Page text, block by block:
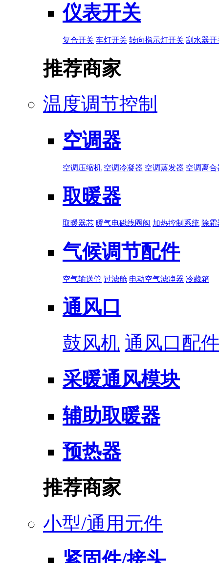
仪表开关
复合开关 车灯开关 转向指示灯开关 刮水器开
推荐商家
温度调节控制
空调器
空调压缩机 空调冷凝器 空调蒸发器 空调离合
取暖器
取暖器芯 暖气电磁线圈阀 加热控制系统 除霜
气候调节配件
空气输送管 过滤舱 电动空气滤净器 冷藏箱
通风口
鼓风机 通风口配
采暖通风模块
辅助取暖器
预热器
推荐商家
小型/通用元件